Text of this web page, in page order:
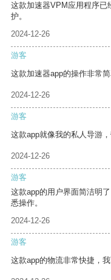
这款加速器VPM应用程序已
护。
2024-12-26
游客
这款加速器app的操作非常
2024-12-26
游客
这款app就像我的私人导游
2024-12-26
游客
这款app的用户界面简洁明
悉操作。
2024-12-26
游客
这款app的物流非常快捷，